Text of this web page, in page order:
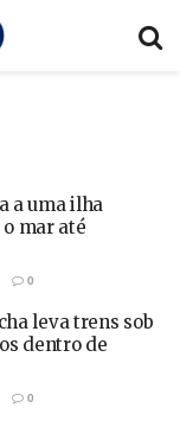
a uma ilha
mar até
0
leva trens sob
dentro de
0